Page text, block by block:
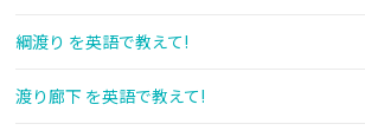
綱渡り を英語で教えて!
渡り廊下 を英語で教えて!